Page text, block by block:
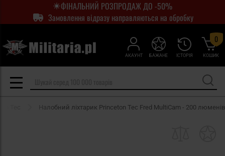
ФІНАЛЬНИЙ РОЗПРОДАЖ ДО -50%
Замовлення відразу направляються на обробку
АКАУНТ ІСТОРІЯ
БАЖАНЕ КОШИК
0
Налобний ліхтарик Princeton Tec Fred MultiCam - 200 люменів